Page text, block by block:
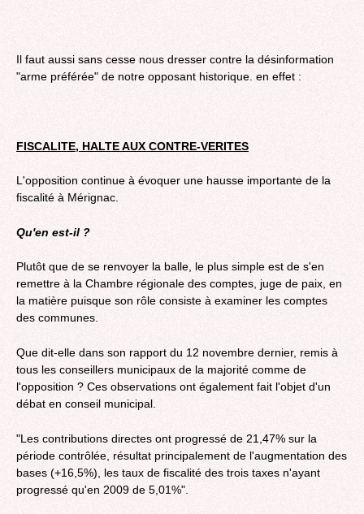
Il faut aussi sans cesse nous dresser contre la désinformation
"arme préférée" de notre opposant historique. en effet :
FISCALITE, HALTE AUX CONTRE-VERITES
L'opposition continue à évoquer une hausse importante de la
fiscalité à Mérignac.
Qu'en est-il ?
Plutôt que de se renvoyer la balle, le plus simple est de s'en
remettre à la Chambre régionale des comptes, juge de paix, en
la matière puisque son rôle consiste à examiner les comptes
des communes.
Que dit-elle dans son rapport du 12 novembre dernier, remis à
tous les conseillers municipaux de la majorité comme de
l'opposition ? Ces observations ont également fait l'objet d'un
débat en conseil municipal.
"Les contributions directes ont progressé de 21,47% sur la
période contrôlée, résultat principalement de l'augmentation des
bases (+16,5%), les taux de fiscalité des trois taxes n'ayant
progressé qu'en 2009 de 5,01%".